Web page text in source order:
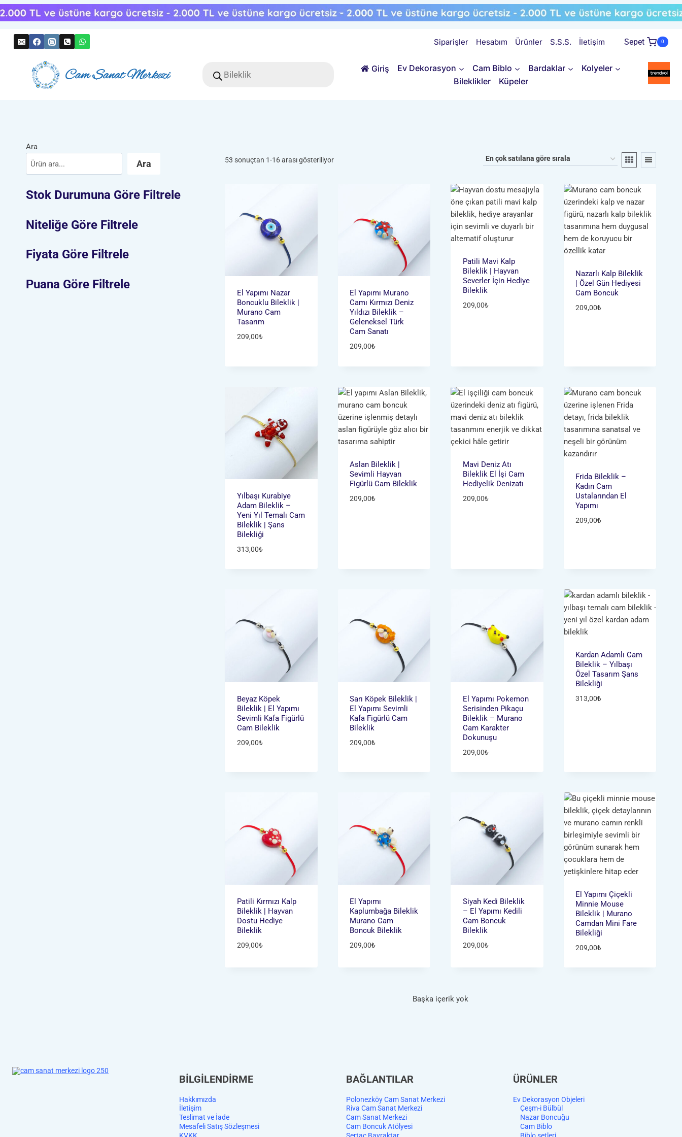
Skip
to
Siparişler Hesabım Ürünler S.S.S. İletişim Sepet 0
search
Giriş Ev Dekorasyon Cam Biblo Bardaklar
Kolyeler
Bileklikler
Küpeler
53 sonuçtan 1-16 arası gösteriliyorPopülerliğe
El Yapımı Nazar
Boncuklu Bileklik |
Murano Cam
Tasarım
209,00₺
El Yapımı Murano
Camı Kırmızı Deniz
Yıldızı Bileklik –
Geleneksel Türk
Cam Sanatı
209,00₺
Patili Mavi Kalp
Bileklik | Hayvan
Severler İçin Hediye
Bileklik
209,00₺
Nazarlı Kalp Bileklik
| Özel Gün Hediyesi
Cam Boncuk
209,00₺
Yılbaşı Kurabiye
Adam Bileklik –
Yeni Yıl Temalı Cam
Bileklik | Şans
Bilekliği
313,00₺
Aslan Bileklik |
Sevimli Hayvan
Figürlü Cam Bileklik
209,00₺
Mavi Deniz Atı
Bileklik El İşi Cam
Hediyelik Denizatı
209,00₺
Frida Bileklik –
Kadın Cam
Ustalarından El
Yapımı
209,00₺
Beyaz Köpek
Bileklik | El Yapımı
Sevimli Kafa Figürlü
Cam Bileklik
209,00₺
Sarı Köpek Bileklik |
El Yapımı Sevimli
Kafa Figürlü Cam
Bileklik
209,00₺
El Yapımı Pokemon
Serisinden Pikaçu
Bileklik – Murano
Cam Karakter
Dokunuşu
209,00₺
Kardan Adamlı Cam
Bileklik – Yılbaşı
Özel Tasarım Şans
Bilekliği
313,00₺
Patili Kırmızı Kalp
Bileklik | Hayvan
Dostu Hediye
Bileklik
209,00₺
El Yapımı
Kaplumbağa Bileklik
Murano Cam
Boncuk Bileklik
209,00₺
Siyah Kedi Bileklik
– El Yapımı Kedili
Cam Boncuk
Bileklik
209,00₺
El Yapımı Çiçekli
Minnie Mouse
Bileklik | Murano
Camdan Mini Fare
Bilekliği
209,00₺
Başka içerik yok
Ara
Ara
Stok Durumuna Göre Filtrele
Niteliğe Göre Filtrele
Fiyata Göre Filtrele
Puana Göre Filtrele
BİLGİLENDİRME
Hakkımızda
İletişim
Teslimat ve İade
Mesafeli Satış Sözleşmesi
KVKK
BAĞLANTILAR
Polonezköy Cam Sanat Merkezi
Riva Cam Sanat Merkezi
Cam Sanat Merkezi
Cam Boncuk Atölyesi
Sertaç Bayraktar
ÜRÜNLER
Ev Dekorasyon Objeleri
Çeşm-i Bülbül
Nazar Boncuğu
Cam Biblo
Biblo setleri